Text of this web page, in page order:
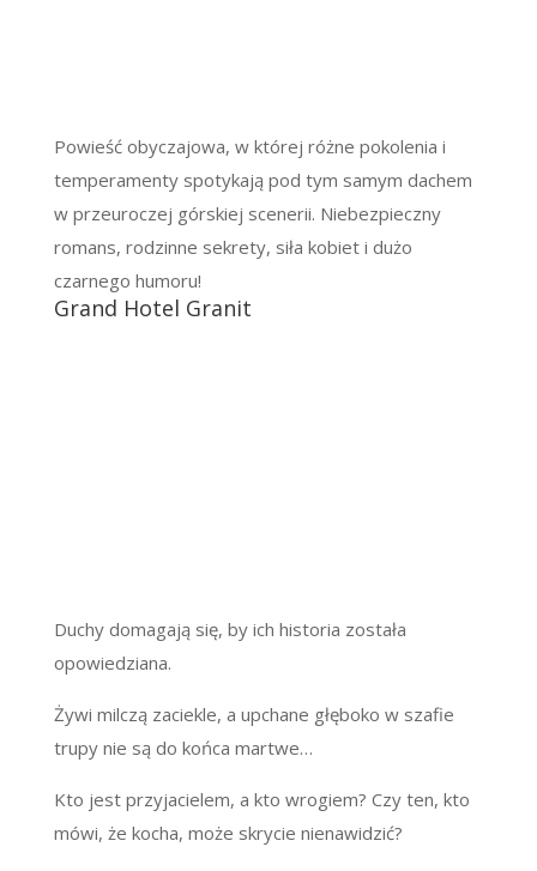
Powieść obyczajowa, w której różne pokolenia i
temperamenty spotykają pod tym samym dachem
w przeuroczej górskiej scenerii. Niebezpieczny
romans, rodzinne sekrety, siła kobiet i dużo
czarnego humoru!
Grand Hotel Granit
Duchy domagają się, by ich historia została
opowiedziana.
Żywi milczą zaciekle, a upchane głęboko w szafie
trupy nie są do końca martwe…
Kto jest przyjacielem, a kto wrogiem? Czy ten, kto
mówi, że kocha, może skrycie nienawidzić?